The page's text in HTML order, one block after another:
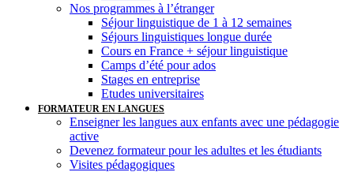
Nos programmes à l’étranger
Séjour linguistique de 1 à 12 semaines
Séjours linguistiques longue durée
Cours en France + séjour linguistique
Camps d’été pour ados
Stages en entreprise
Etudes universitaires
FORMATEUR EN LANGUES
Enseigner les langues aux enfants avec une pédagogie
active
Devenez formateur pour les adultes et les étudiants
Visites pédagogiques